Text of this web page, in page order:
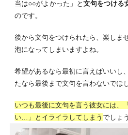
当は○○がよかった」と文句をつける
のです。
後から文句をつけられたら、楽しま
泡になってしまいますよね。
希望があるなら最初に言えばいいし
たなら最後まで文句を言わないでほ
いつも最後に文句を言う彼女には、
い…」とイライラしてしまう でしょ